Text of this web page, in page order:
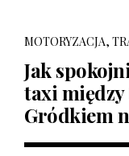
MOTORYZACJA,
Jak
taxi między
Gródkiem